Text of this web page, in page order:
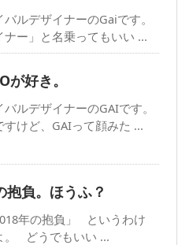
ルデザイナーのGaiです。
ー」と名乗ってもいい ...
が好き。
ルデザイナーのGAIです。
すけど、GAIって顔みた ...
抱負。ほうふ？
年の抱負」 というわけ
。 どうでもいい ...